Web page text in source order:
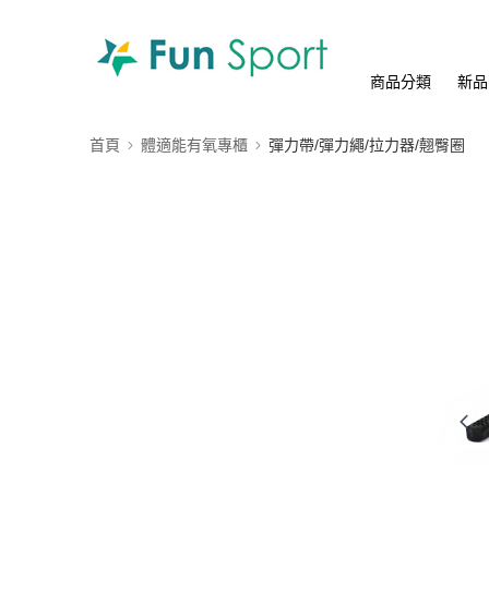
商品分類 新品
首頁 體適能有氧專櫃 彈力帶/彈力繩/拉力器/翹臀圈